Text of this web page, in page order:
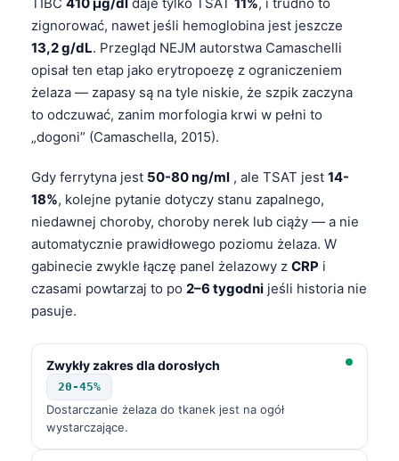
zignorować, nawet jeśli hemoglobina jest jeszcze
13,2 g/dL. Przegląd NEJM autorstwa Camaschelli
opisał ten etap jako erytropoezę z ograniczeniem
żelaza — zapasy są na tyle niskie, że szpik zaczyna
to odczuwać, zanim morfologia krwi w pełni to
„dogoni” (Camaschella, 2015).
Gdy ferrytyna jest 50-80 ng/ml , ale TSAT jest 14-
18%, kolejne pytanie dotyczy stanu zapalnego,
niedawnej choroby, choroby nerek lub ciąży — a nie
automatycznie prawidłowego poziomu żelaza. W
gabinecie zwykle łączę panel żelazowy z CRP i
czasami powtarzaj to po 2–6 tygodni jeśli historia nie
pasuje.
Zwykły zakres dla dorosłych
20-45%
Dostarczanie żelaza do tkanek jest na ogół
wystarczające.